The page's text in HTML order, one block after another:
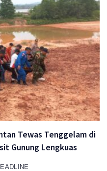
Tewas Tenggelam di
Gunung Lengkuas